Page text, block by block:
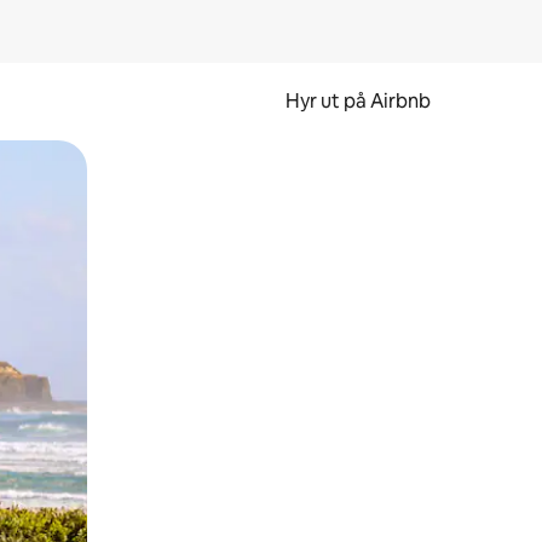
Hyr ut på Airbnb